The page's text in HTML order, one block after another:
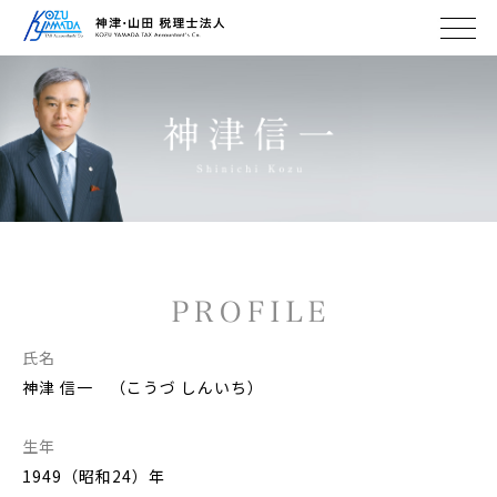
氏名
神津 信一 （こうづ しんいち）
生年
1949（昭和24）年